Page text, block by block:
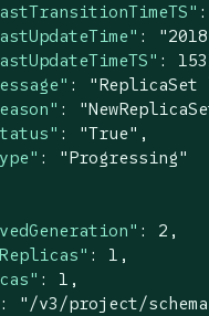
:
:
:
:
:
: "True" ,
:
"Progressing"
: 2 ,
: 1 ,
: 1 ,
:
"/v3/project/